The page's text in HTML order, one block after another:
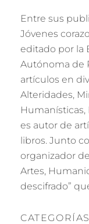
Entre sus
Jóvenes
editado por la
Autónoma de
artículos en
Alteridades,
Humanísticas,
es autor de
libros. Junto
organizador
Artes,
descifrado”